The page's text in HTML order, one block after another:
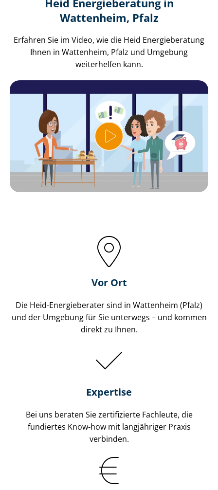
Heid Energieberatung in
Wattenheim, Pfalz
Erfahren Sie im Video, wie die Heid Energieberatung
Ihnen in Wattenheim, Pfalz und Umgebung
weiterhelfen kann.
Vor Ort
Die Heid-Energieberater sind in Wattenheim (Pfalz)
und der Umgebung für Sie unterwegs – und kommen
direkt zu Ihnen.
Expertise
Bei uns beraten Sie zertifizierte Fachleute, die
fundiertes Know-how mit langjähriger Praxis
verbinden.